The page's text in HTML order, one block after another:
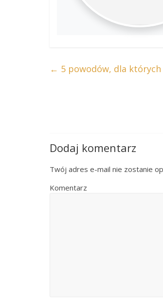
← 5 powodów, dla
Dodaj komentarz
Twój adres e-mail nie zostanie
Komentarz